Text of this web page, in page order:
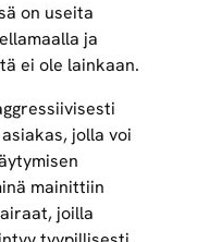
on useita
ja
ei ole lainkaan.
jolla voi
mainittiin
joilla